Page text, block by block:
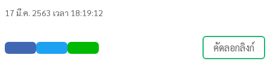
17 มี.ค. 2563 เวลา 18:19:12
คัดลอกลิงก์
บันเทิง
ตรวจ
หวย